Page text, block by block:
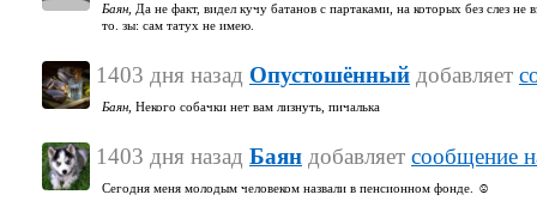
Баян, Да не факт, видел кучу батанов с партаками, на которых без слез не
то. зы: сам татух не имею.
1403 дня назад Опустошённый добавляет
Баян, Некого собачки нет вам лизнуть, пичалька
1403 дня назад Баян добавляет сообщение
Сегодня меня молодым человеком назвали в пенсионном фонде. ☺